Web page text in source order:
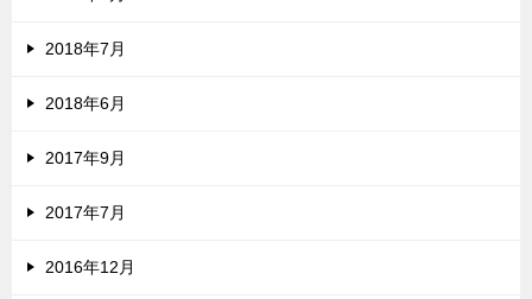
2018年7月
2018年6月
2017年9月
2017年7月
2016年12月